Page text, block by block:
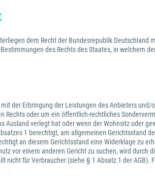
dem Recht der Bundesrepublik
des Rechts des Staates, in welchem
der Erbringung der Leistungen des Anbieters
Rechts oder um ein öffentlich-rechtliches
Ausland verlegt hat oder wenn der Wohnsitz oder
1 berechtigt, am allgemeinen Gerichtsstand
an diesem Gerichtsstand eine Widerklage zu
vor einem anderen Gericht zu suchen, wird
nicht für Verbraucher (siehe § 1 Absatz 1 der